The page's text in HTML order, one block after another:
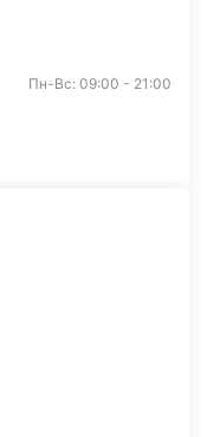
Пн-Вс: 09:00 - 21:00